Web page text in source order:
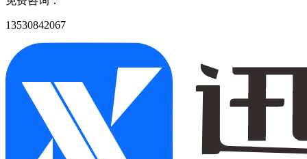
13530842067